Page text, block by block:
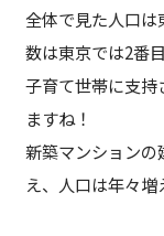
全体で見た人口は
数は東京では2番
子育て世帯に支持
ますね！
新築マンション
え、人口は年々増